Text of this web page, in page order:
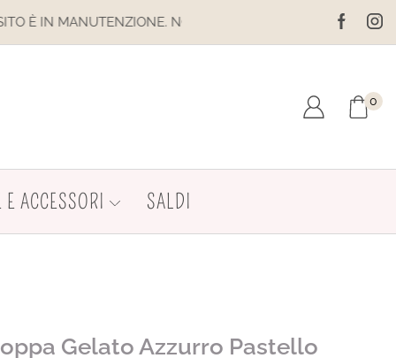
EFFETTUARE ACQUISTI. LE SPEDIZIONI SONO SOSPESE
0
ACCESSORI SALDI
Gelato Azzurro Pastello